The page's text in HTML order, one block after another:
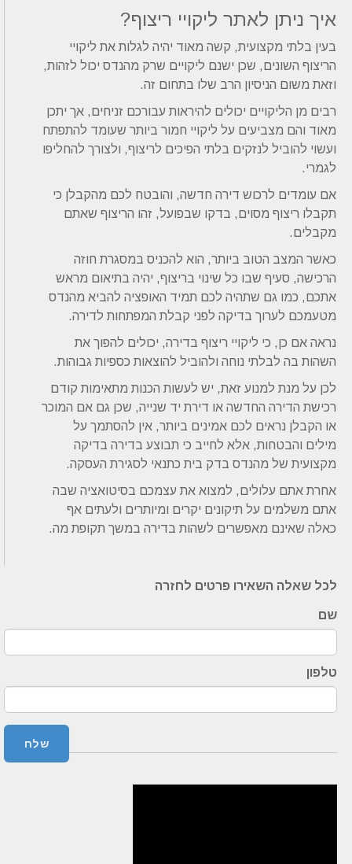
איך ניתן לאתר ליקויי ריצוף?
בעין בלתי מקצועית, קשה מאוד יהיה לגלות את ליקויי
הריצוף השונים, שכן ישנם ליקויים שרק מהנדס יכול לזהות,
וזאת משום הניסיון הרב שלו בתחום זה.
רבים מן הליקויים יכולים להיראות עבורכם זניחים, אך יתכן
מאוד והם מצביעים על ליקויי חמור ביותר שעומד להתפתח
ועשוי להוביל לנזקים בלתי הפיכים לריצוף, ולצורך להחליפו
לגמרי.
אם עומדים לרכוש דירה חדשה, והובטח לכם מהקבלן כי
תקבלו ריצוף מסוים, בדקו שבפועל, זהו הריצוף שאתם
מקבלים.
כאשר המצב הטוב ביותר, הוא להכניס במסגרת חוזה
הרכישה, סעיף שבו כל שינוי בריצוף, יהיה בתיאום מראש
אתכם, כמו גם שתהיה לכם תמיד האופציה להביא מהנדס
מטעמכם לערוך בדיקה לפני קבלת המפתחות לדירה.
נראה אם כן, כי ליקויי ריצוף בדירה, יכולים להפוך את
השהות בה לבלתי נוחה ולהוביל להוצאות כספיות גבוהות.
לכן על מנת למנוע זאת, יש לעשות הכנות מתאימות קודם
רכישת הדירה החדשה או דירת יד שנייה, שכן גם אם המוכר
או הקבלן נראים לכם אמינים ביותר, אין להסתמך על
מילים והבטחות, אלא לחייב כי תבוצע בדירה בדיקה
מקצועית של מהנדס בדק בית כתנאי לסגירת העסקה.
אחרת אתם עלולים, למצוא את עצמכם בסיטואציה שבה
אתם משלמים על תיקונים יקרים ומיותרים ולעתים אף
כאלה שאינם מאפשרים לשהות בדירה במשך תקופת מה.
לכל שאלה השאירו פרטים לחזרה
שם
טלפון